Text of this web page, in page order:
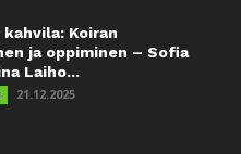
Koiran
ja oppiminen – Sofia
Laiho...
21.12.2025